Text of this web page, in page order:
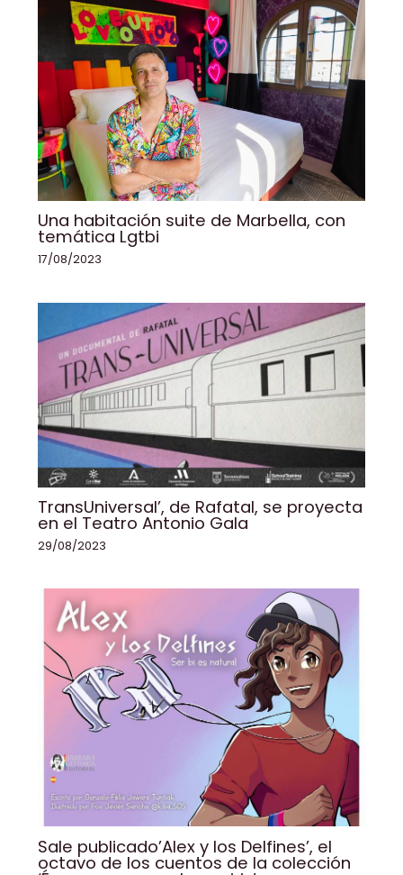
Una habitación suite de Marbella, con
temática Lgtbi
17/08/2023
TransUniversal’, de Rafatal, se proyecta
en el Teatro Antonio Gala
29/08/2023
Sale publicado’Alex y los Delfines’, el
octavo de los cuentos de la colección